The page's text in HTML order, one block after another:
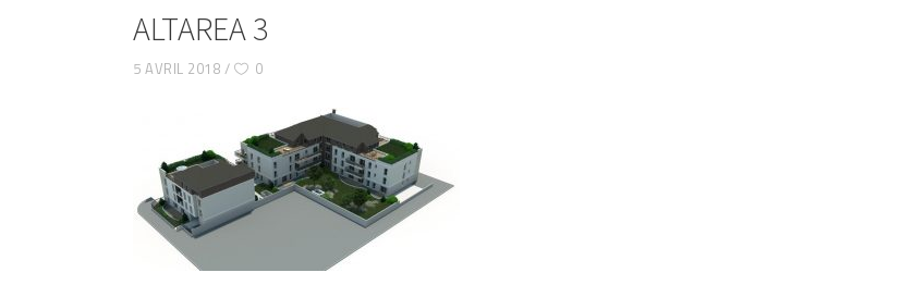
ALTAREA 3
5 AVRIL 2018 0